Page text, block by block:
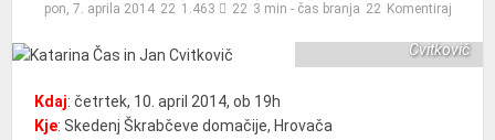
pon, 7. aprila 2014 1.463 3 min - čas branja Komentiraj
Cvitkovič
Kdaj: četrtek, 10. april 2014, ob 19h
Kje: Skedenj Škrabčeve domačije, Hrovača